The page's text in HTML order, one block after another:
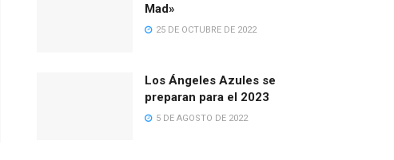
Mad»
25 DE OCTUBRE DE 2022
Los Ángeles Azules se
preparan para el 2023
5 DE AGOSTO DE 2022